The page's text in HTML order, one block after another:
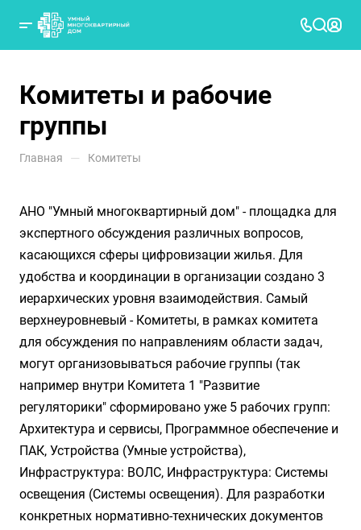
Комитеты и рабочие
группы
Главная — Комитеты
АНО "Умный многоквартирный дом" - площадка для
экспертного обсуждения различных вопросов,
касающихся сферы цифровизации жилья. Для
удобства и координации в организации создано 3
иерархических уровня взаимодействия. Самый
верхнеуровневый - Комитеты, в рамках комитета
для обсуждения по направлениям области задач,
могут организовываться рабочие группы (так
например внутри Комитета 1 "Развитие
регуляторики" сформировано уже 5 рабочих групп:
Архитектура и сервисы, Программное обеспечение и
ПАК, Устройства (Умные устройства),
Инфраструктура: ВОЛС, Инфраструктура: Системы
освещения (Системы освещения). Для разработки
конкретных нормативно-технических документов